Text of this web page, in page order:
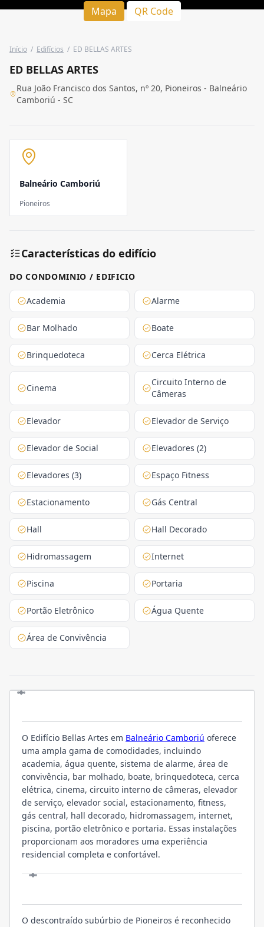
Mapa QR Code
Início / Edifícios / ED BELLAS ARTES
ED BELLAS ARTES
Rua João Francisco dos Santos, nº 20, Pioneiros - Balneário
Camboriú - SC
Balneário Camboriú
Pioneiros
Características do edifício
DO CONDOMINIO / EDIFICIO
Academia Alarme
Bar Molhado Boate
Brinquedoteca Cerca Elétrica
Cinema
Circuito Interno de
Câmeras
Elevador Elevador de Serviço
Elevador de Social Elevadores (2)
Elevadores (3) Espaço Fitness
Estacionamento Gás Central
Hall Hall Decorado
Hidromassagem Internet
Piscina Portaria
Portão Eletrônico Água Quente
Área de Convivência
O Edifício Bellas Artes em Balneário Camboriú oferece
uma ampla gama de comodidades, incluindo
academia, água quente, sistema de alarme, área de
convivência, bar molhado, boate, brinquedoteca, cerca
elétrica, cinema, circuito interno de câmeras, elevador
de serviço, elevador social, estacionamento, fitness,
gás central, hall decorado, hidromassagem, internet,
piscina, portão eletrônico e portaria. Essas instalações
proporcionam aos moradores uma experiência
residencial completa e confortável.
O descontraído subúrbio de Pioneiros é reconhecido